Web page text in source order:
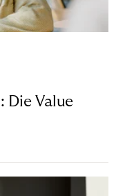
Die Value